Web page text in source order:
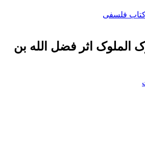
فلسفی
الملوک اثر فضل الله بن